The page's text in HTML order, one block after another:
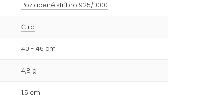
Pozlacené stříbro 925/1000
Čirá
40 - 46 cm
4,8 g
1,5 cm